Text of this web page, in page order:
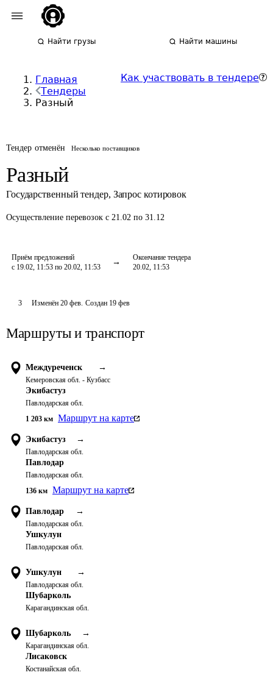
Найти грузы Найти машины
Главная
Тендеры
Разный
Как участвовать в тендере
Тендер отменён Несколько поставщиков
Разный
Государственный тендер, Запрос котировок
Осуществление перевозок с 21.02 по 31.12
Приём предложений
с 19.02, 11:53 по 20.02, 11:53
Окончание тендера
20.02, 11:53
3 Изменён 20 фев. Создан 19 фев
Маршруты и транспорт
Междуреченск →
Кемеровская обл. - Кузбасс
Экибастуз
Павлодарская обл.
1 203 км Маршрут на карте
Экибастуз →
Павлодарская обл.
Павлодар
Павлодарская обл.
136 км Маршрут на карте
Павлодар →
Павлодарская обл.
Ушкулун
Павлодарская обл.
Ушкулун →
Павлодарская обл.
Шубарколь
Карагандинская обл.
Шубарколь →
Карагандинская обл.
Лисаковск
Костанайская обл.